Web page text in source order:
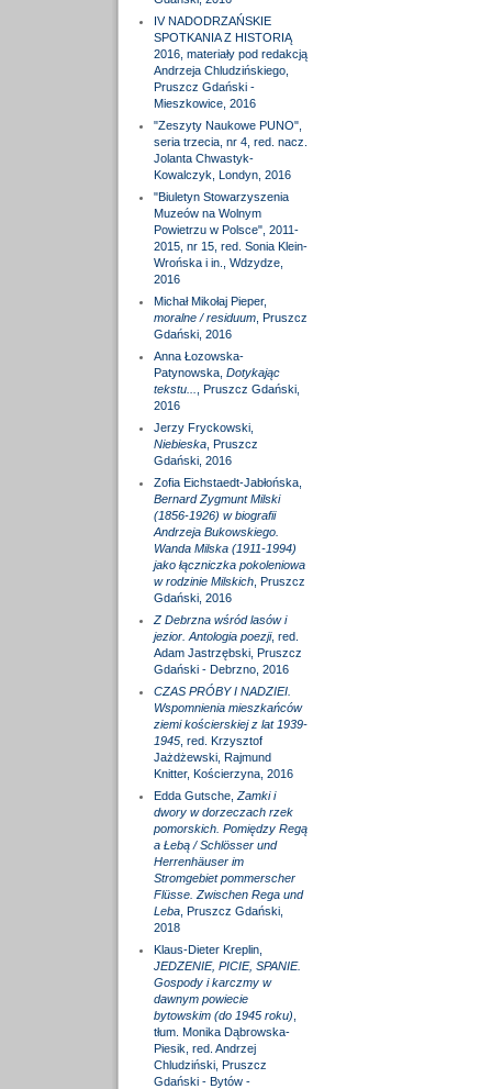
IV NADODRZAŃSKIE
SPOTKANIA Z HISTORIĄ
2016, materiały pod redakcją
Andrzeja Chludzińskiego,
Pruszcz Gdański -
Mieszkowice, 2016
"Zeszyty Naukowe PUNO",
seria trzecia, nr 4, red. nacz.
Jolanta Chwastyk-
Kowalczyk, Londyn, 2016
"Biuletyn Stowarzyszenia
Muzeów na Wolnym
Powietrzu w Polsce", 2011-
2015, nr 15, red. Sonia Klein-
Wrońska i in., Wdzydze,
2016
Michał Mikołaj Pieper,
moralne / residuum, Pruszcz
Gdański, 2016
Anna Łozowska-
Patynowska, Dotykając
tekstu...
, Pruszcz Gdański,
2016
Jerzy Fryckowski,
Niebieska, Pruszcz
Gdański, 2016
Zofia Eichstaedt-Jabłońska,
Bernard Zygmunt Milski
(1856-1926) w biografii
Andrzeja Bukowskiego.
Wanda Milska (1911-1994)
jako łączniczka pokoleniowa
w rodzinie Milskich, Pruszcz
Gdański, 2016
Z Debrzna wśród lasów i
jezior. Antologia poezji, red.
Adam Jastrzębski, Pruszcz
Gdański - Debrzno, 2016
CZAS PRÓBY I NADZIEI.
Wspomnienia mieszkańców
ziemi kościerskiej z lat 1939-
1945, red. Krzysztof
Jażdżewski, Rajmund
Knitter, Kościerzyna, 2016
Edda Gutsche, Zamki i
dwory w dorzeczach rzek
pomorskich. Pomiędzy Regą
a Łebą / Schlösser und
Herrenhäuser im
Stromgebiet pommerscher
Flüsse. Zwischen Rega und
Leba, Pruszcz Gdański,
2018
Klaus-Dieter Kreplin,
JEDZENIE, PICIE, SPANIE.
Gospody i karczmy w
dawnym powiecie
bytowskim (do 1945 roku)
tłum. Monika Dąbrowska-
Piesik, red. Andrzej
Chludziński, Pruszcz
Gdański - Bytów -